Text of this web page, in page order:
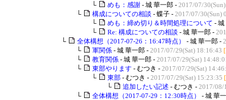
└
めも：感謝 - 城 華一郎 - 2017/07/
└
構成についての相談 - 蝶子 - 2017/07/30(Sun)
└
めも：締め切り＆時間処理について - 城
└
Re: 構成についての相談 - 城 華一郎 -
└
全体構想（2017-07-26：16:47時点） - 城 華一郎 -
└
軍関係 - 城 華一郎 - 2017/07/29(Sat) 18:16:43
└
教育関係 - 城 華一郎 - 2017/07/29(Sat)
└
東部やります - むつき - 2017/07/29(Sat)
└
東部 - むつき - 2017/07/29(Sat) 15:23:35
└
追加したい記述 - むつき - 2017/08/
└
全体構想（2017-07-29：12:30時点） - 城 華